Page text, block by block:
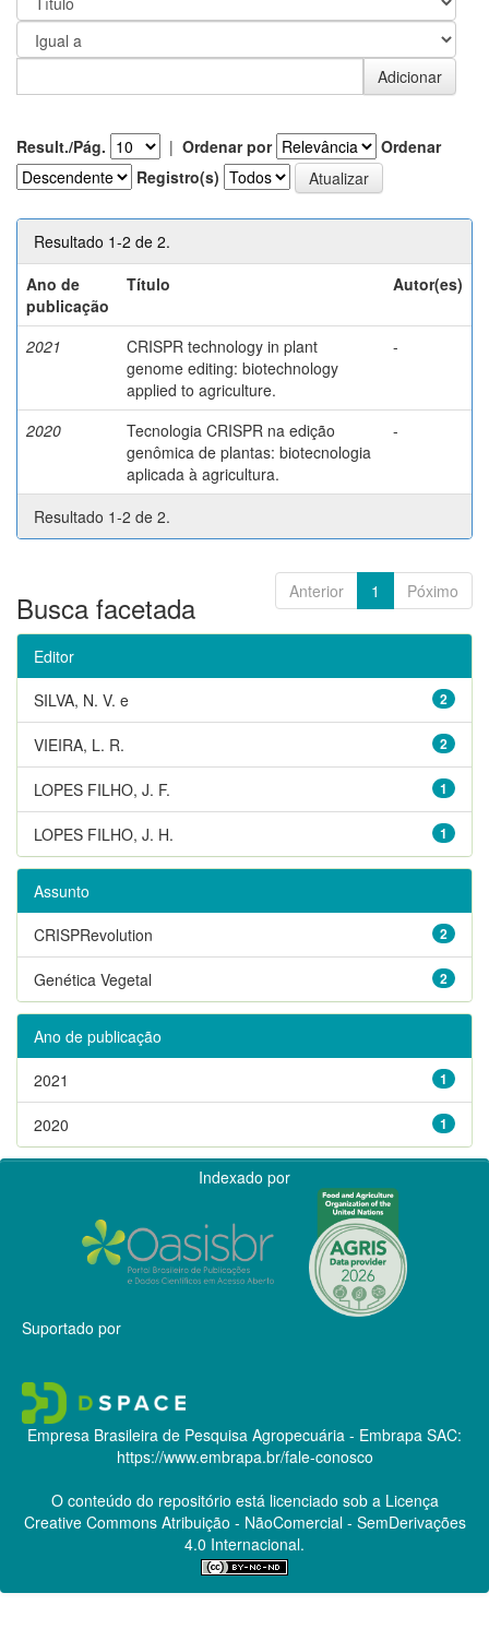
Result./Pág. | Ordenar por
Ordenar
Registro(s)
Resultado 1-2 de 2.
Ano de
publicação
Título Autor(es)
2021
CRISPR technology in plant
genome editing: biotechnology
applied to agriculture.
-
2020
Tecnologia CRISPR na edição
genômica de plantas: biotecnologia
aplicada à agricultura.
-
Resultado 1-2 de 2.
Anterior 1 Póximo
Busca facetada
Editor
2
SILVA, N. V. e
2
VIEIRA, L. R.
1
LOPES FILHO, J. F.
1
LOPES FILHO, J. H.
Assunto
2
CRISPRevolution
2
Genética Vegetal
Ano de publicação
1
2021
1
2020
Indexado por
Suportado por
Empresa Brasileira de Pesquisa Agropecuária - Embrapa SAC:
https://www.embrapa.br/fale-conosco
O conteúdo do repositório está licenciado sob a Licença
Creative CommonsAtribuição - NãoComercial - SemDerivações
4.0 Internacional.